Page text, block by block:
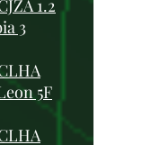
1.2
3
5F